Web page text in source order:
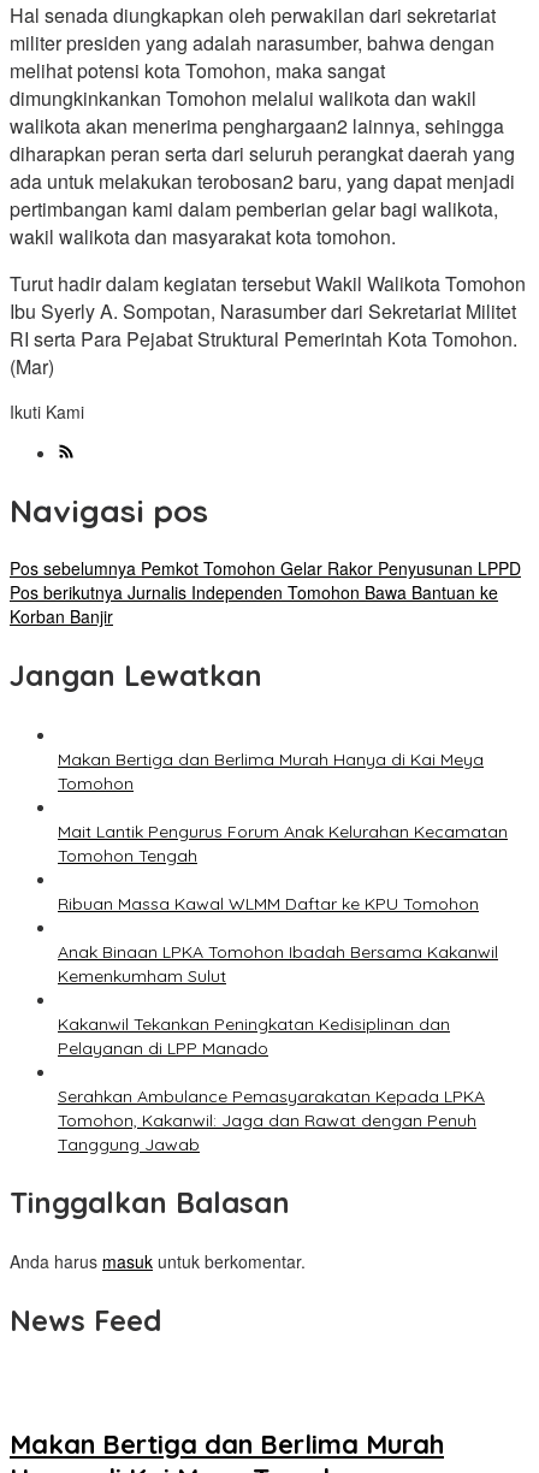
Hal senada diungkapkan oleh perwakilan dari sekretariat
militer presiden yang adalah narasumber, bahwa dengan
melihat potensi kota Tomohon, maka sangat
dimungkinkankan Tomohon melalui walikota dan wakil
walikota akan menerima penghargaan2 lainnya, sehingga
diharapkan peran serta dari seluruh perangkat daerah yang
ada untuk melakukan terobosan2 baru, yang dapat menjadi
pertimbangan kami dalam pemberian gelar bagi walikota,
wakil walikota dan masyarakat kota tomohon.
Turut hadir dalam kegiatan tersebut Wakil Walikota Tomohon
Ibu Syerly A. Sompotan, Narasumber dari Sekretariat Militet
RI serta Para Pejabat Struktural Pemerintah Kota Tomohon.
(Mar)
Ikuti Kami
Navigasi pos
Pos sebelumnya Pemkot Tomohon Gelar Rakor Penyusunan LPPD
Pos berikutnya Jurnalis Independen Tomohon Bawa Bantuan ke
Korban Banjir
Jangan Lewatkan
Makan Bertiga dan Berlima Murah Hanya di Kai Meya
Tomohon
Mait Lantik Pengurus Forum Anak Kelurahan Kecamatan
Tomohon Tengah
Ribuan Massa Kawal WLMM Daftar ke KPU Tomohon
Anak Binaan LPKA Tomohon Ibadah Bersama Kakanwil
Kemenkumham Sulut
Kakanwil Tekankan Peningkatan Kedisiplinan dan
Pelayanan di LPP Manado
Serahkan Ambulance Pemasyarakatan Kepada LPKA
Tomohon, Kakanwil: Jaga dan Rawat dengan Penuh
Tanggung Jawab
Tinggalkan Balasan
Anda harus masuk untuk berkomentar.
News Feed
Makan Bertiga dan Berlima Murah